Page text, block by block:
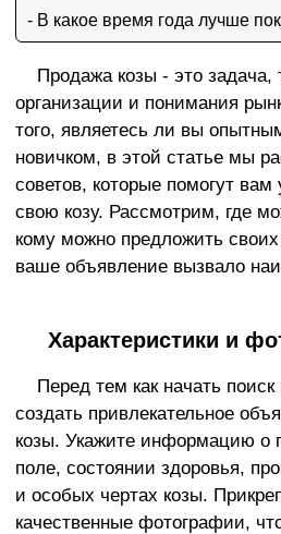
- В какое время года лучше
Продажа козы - это
организации и понимания
того, являетесь ли вы
новичком, в этой статье мы
советов, которые помогут
свою козу. Рассмотрим, где
кому можно предложить
ваше объявление вызвало
Характеристики и
Перед тем как начать
создать привлекательное
козы. Укажите информацию о
поле, состоянии здоровья,
и особых чертах козы.
качественные фотографии,